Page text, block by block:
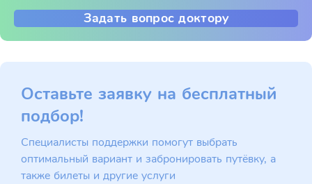
Задать вопрос доктору
Оставьте заявку на бесплатный
подбор!
Специалисты поддержки помогут выбрать
оптимальный вариант и забронировать путёвку, а
также билеты и другие услуги